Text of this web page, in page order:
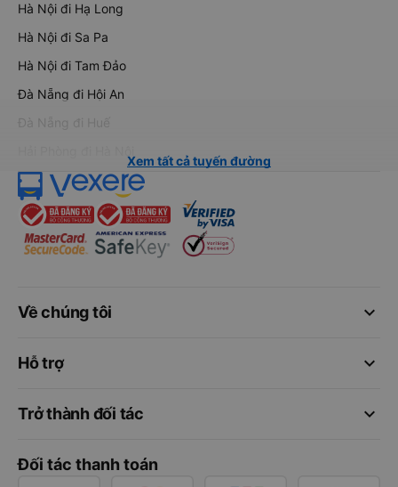
Hà Nội đi Hạ Long
Hà Nội đi Sa Pa
Hà Nội đi Tam Đảo
Đà Nẵng đi Hội An
Đà Nẵng đi Huế
Xem tất cả tuyến đường
keyboard_arrow_down
Về chúng tôi
keyboard_arrow_down
Hỗ trợ
keyboard_arrow_down
Trở thành đối tác
Đối tác thanh toán